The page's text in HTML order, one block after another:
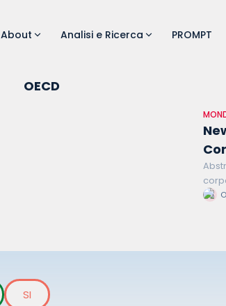
About Analisi e Ricerca PROMPT
OECD
SI